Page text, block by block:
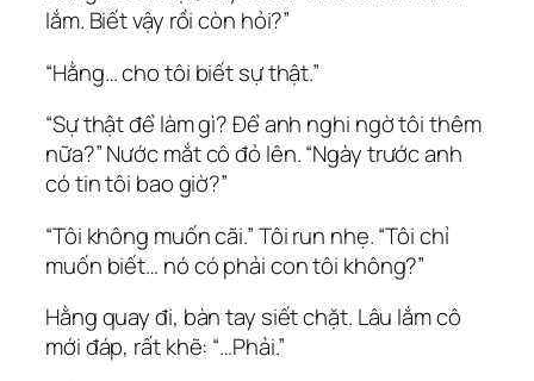
lắm. Biết vậy rồi còn hỏi?”
“Hằng… cho tôi biết sự thật.”
“Sự thật để làm gì? Để anh nghi ngờ tôi thêm
nữa?” Nước mắt cô đỏ lên. “Ngày trước anh
có tin tôi bao giờ?”
“Tôi không muốn cãi.” Tôi run nhẹ. “Tôi chỉ
muốn biết… nó có phải con tôi không?”
Hằng quay đi, bàn tay siết chặt. Lâu lắm cô
mới đáp, rất khẽ: “…Phải.”